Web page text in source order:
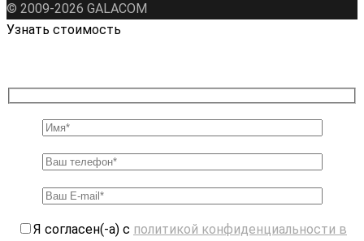
© 2009-2026 GALAСOM
Узнать стоимость
Я согласен(-а) с политикой конфиденциальности в